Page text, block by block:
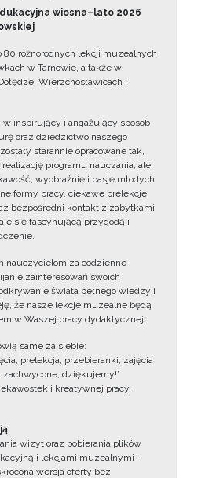
wiosna–lato 2026
80 różnorodnych lekcji muzealnych
w Tarnowie, a także w
Wierzchosławicach i
w inspirujący i angażujący sposób
oraz dziedzictwo naszego
starannie opracowane tak,
programu nauczania, ale
wyobraźnię i pasję młodych
formy pracy, ciekawe prelekcje,
bezpośredni kontakt z zabytkami
się fascynującą przygodą i
za codzienne
zainteresowań swoich
świata pełnego wiedzy i
że nasze lekcje muzealne będą
w Waszej pracy dydaktycznej.
same za siebie:
prelekcja, przebieranki, zajęcia
zachwycone, dziękujemy!”
i kreatywnej pracy.
wizyt oraz pobierania plików
i lekcjami muzealnymi –
wersja oferty bez